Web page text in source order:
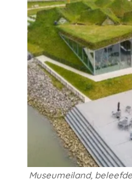
Museumeiland,